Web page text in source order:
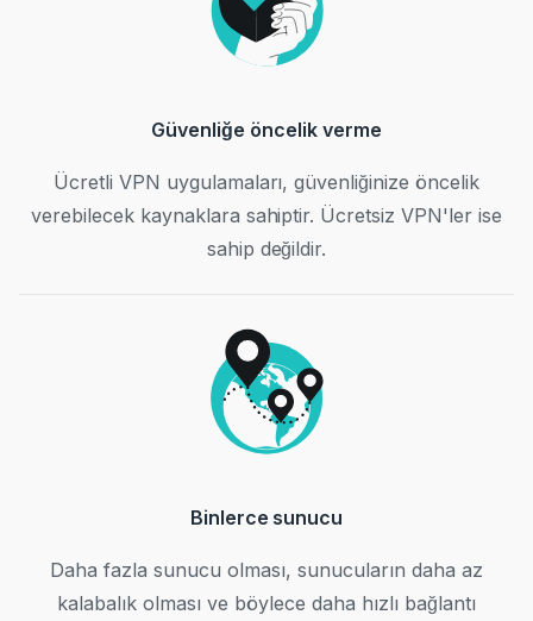
Güvenliğe öncelik verme
Ücretli VPN uygulamaları, güvenliğinize öncelik
verebilecek kaynaklara sahiptir. Ücretsiz VPN'ler ise
sahip değildir.
Binlerce sunucu
Daha fazla sunucu olması, sunucuların daha az
kalabalık olması ve böylece daha hızlı bağlantı